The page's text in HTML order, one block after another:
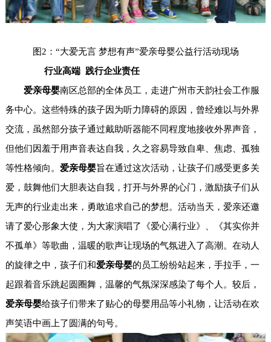
图2：“大爱无言 梦想有声”爱亲母婴公益行活动现场
行业高端 践行企业责任
爱亲母婴南区总部的全体员工，走进广州市天韵社会工作服
务中心。这些特殊的孩子因为听力障碍的原因，曾经难以与外界
交流，虽然部分孩子通过戴助听器能不同程度地接收外界声音，
但他们因羞于用声音表达自我，久之容易导致自卑、焦虑、孤独
等性格倾向。 爱亲母婴旨在通过这次活动，让孩子们感受更多关
爱，鼓舞他们大胆表达自我，打开与外界的心门，激励孩子们从
无声的行业走出来，勇敢追求自己的梦想。活动当天，爱亲还邀
请了爱心形象大使，为大家演唱了《爱心满行业》、《其实你并
不孤单》等歌曲，温暖的歌声让现场的气氛进入了高潮。在动人
的旋律之中，孩子们和爱亲母婴的员工纷纷站起来，手拉手，一
起跟着音乐跳起圆圈舞，温馨的气氛深深感染了每个人。较后，
爱亲母婴给孩子们带来了贴心的母婴用品等小礼物，让活动在欢
声笑语中画上了圆满的句号。